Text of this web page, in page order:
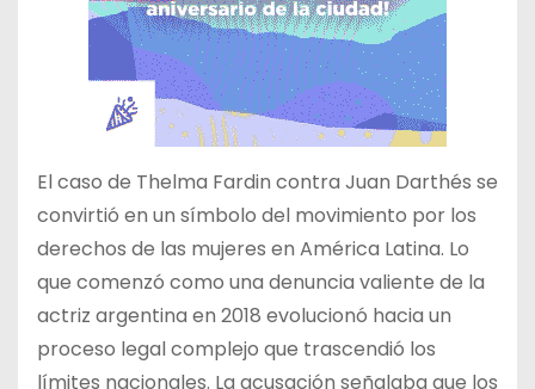
El caso de Thelma Fardin contra Juan Darthés se
convirtió en un símbolo del movimiento por los
derechos de las mujeres en América Latina. Lo
que comenzó como una denuncia valiente de la
actriz argentina en 2018 evolucionó hacia un
proceso legal complejo que trascendió los
límites nacionales. La acusación señalaba que los